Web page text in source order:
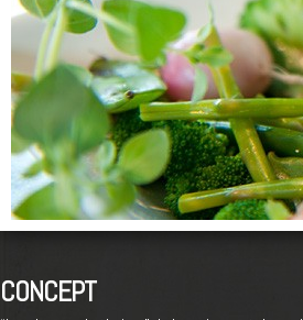
CONCEPT